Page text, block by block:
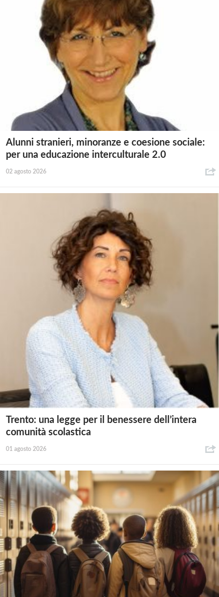
Alunni stranieri, minoranze e coesione sociale:
per una educazione interculturale 2.0
02 agosto 2026
Trento: una legge per il benessere dell’intera
comunità scolastica
01 agosto 2026